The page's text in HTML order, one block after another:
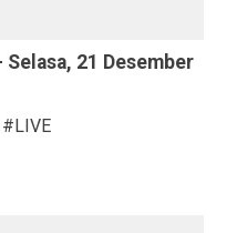
21 Desember
#LIVE